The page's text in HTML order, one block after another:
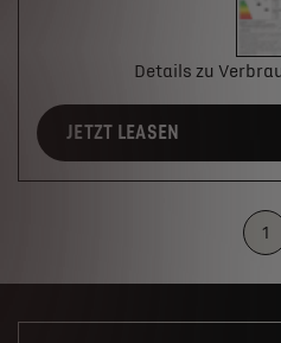
Details zu
JETZT LEASEN
1